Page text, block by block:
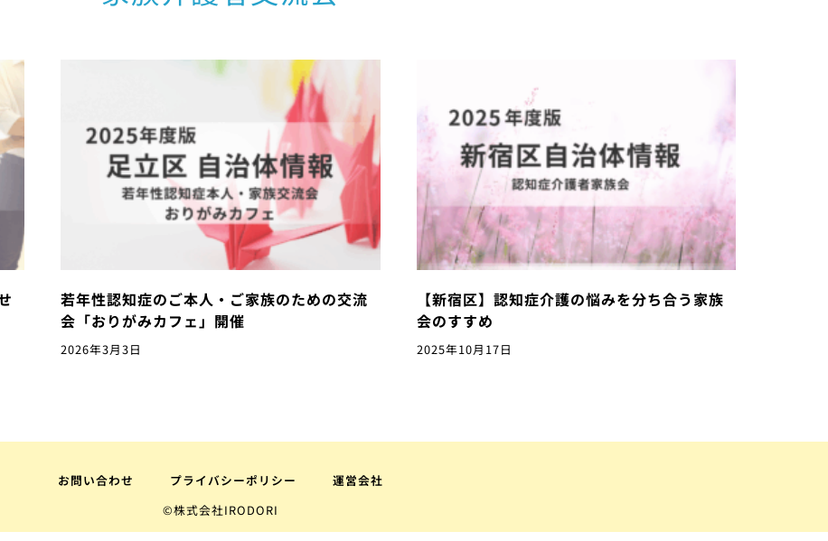
若年性認知症のご本人・ご家族のための交流
会「おりがみカフェ」開催
2026年3月3日
【新宿区】認知症介護の悩みを分ち合う家族
会のすすめ
2025年10月17日
お問い合わせ プライバシーポリシー
運営会社
©株式会社IRODORI